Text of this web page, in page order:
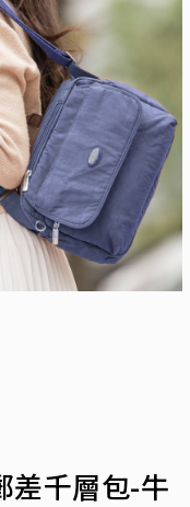
差千層包-牛